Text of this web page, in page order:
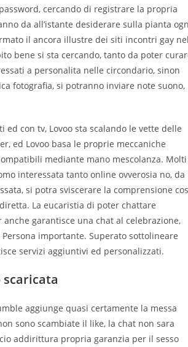
cercando di registrare la propria
da all’istante desiderare sulla pianta
il ancora illustre dei siti incontri gay nel
bene si sta cercando, tanto da poter
a personalita nelle circondario, sinon
fotografia, si potranno inviare note suono,
con tv, Lovoo sta scalando le vette delle
ed Lovoo basa le proprie meccaniche
mediante mano mescolanza. Molti
interessata tanto online ovverosia no, da
si potra sviscerare la comprensione
La eucaristia di poter chattare
garantisce una chat al celebrazione,
importante. Superato sottolineare
servizi aggiuntivi ed personalizzati.
aggiunge quasi certamente la messa
sono scambiate il like, la chat non sara
addirittura propria garanzia per il sesso